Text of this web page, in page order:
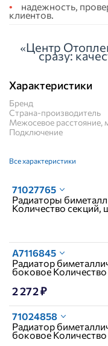
надежность,
клиентов.
«Центр
сразу:
Характеристики
Бренд
Страна-производитель
Межосевое расстояние,
Подключение
Все характеристики
71027765
Радиаторы
Количество секций,
A7116845
Радиатор
боковое
2 272 ₽
71024858
Радиатор
боковое